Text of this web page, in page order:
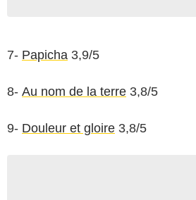
7- Papicha 3,9/5
8- Au nom de la terre 3,8/5
9- Douleur et gloire 3,8/5